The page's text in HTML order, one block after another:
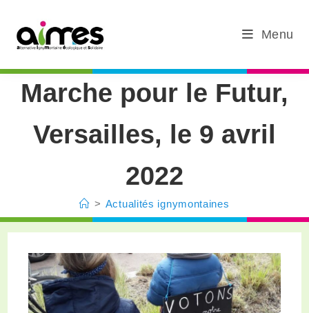
Menu
Marche pour le Futur,
Versailles, le 9 avril
2022
> Actualités ignymontaines